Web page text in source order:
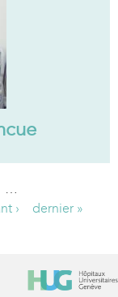
…
› dernier »